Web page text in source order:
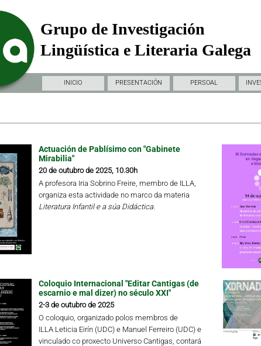
Grupo de Investigación
Lingüística e Literaria Galega
INICIO PRESENTACIÓN PERSOAL
Actuación de Pablísimo con "Gabinete
Mirabilia"
20 de outubro de 2025, 10.30h
A profesora Iria Sobrino Freire, membro de ILLA,
organiza esta actividade no marco da materia
Literatura Infantil e a súa Didáctica.
Coloquio Internacional "Editar Cantigas (de
escarnio e mal dizer) no século XXI"
2-3 de outubro de 2025
O coloquio, organizado polos membros de
ILLA Leticia Eirín (UDC) e Manuel Ferreiro (UDC) e
vinculado co proxecto Universo Cantigas, contará